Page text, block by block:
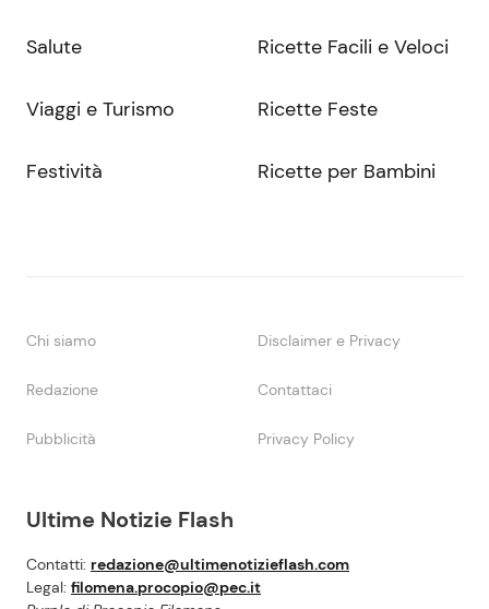
Ultime Notizie Flash
Contatti: redazione@ultimenotizieflash.com
Legal: filomena.procopio@pec.it
Salute
Viaggi e Turismo
Festività
Ricette Facili e Veloci
Ricette Feste
Ricette per Bambini
Chi siamo Disclaimer e Privacy
Redazione Contattaci
Pubblicità Privacy Policy